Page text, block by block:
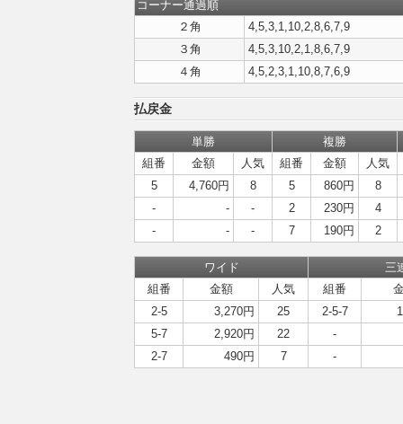
コーナー通過順
２角
4,5,3,1,10,2,8,6,7,9
３角
4,5,3,10,2,1,8,6,7,9
４角
4,5,2,3,1,10,8,7,6,9
払戻金
単勝
複勝
組番
金額 人気 組番 金額
人気
5
4,760円 8 5 860円
8
-
- - 2 230円
4
-
- - 7 190円 2
ワイド
三
組番
金額 人気 組番
2-5
3,270円 25 2-5-7
5-7
2,920円 22
-
2-7
490円 7 -